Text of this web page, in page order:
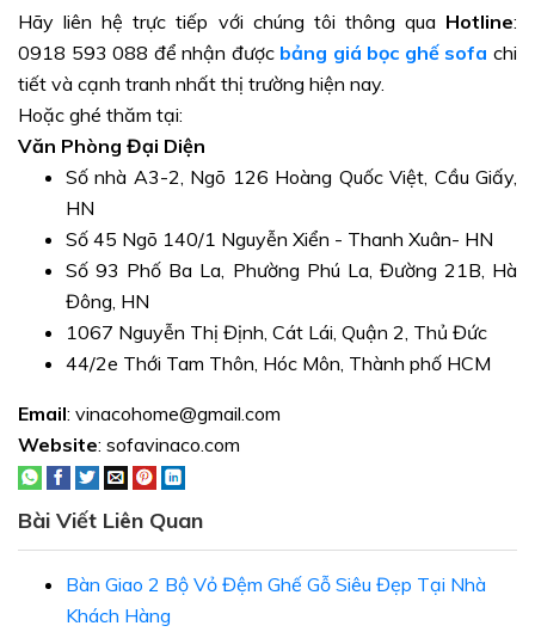
Hãy liên hệ trực tiếp với chúng tôi thông qua Hotline:
0918 593 088 để nhận được bảng giá bọc ghế sofa chi
tiết và cạnh tranh nhất thị trường hiện nay.
Hoặc ghé thăm tại:
Văn Phòng Đại Diện
Số nhà A3-2, Ngõ 126 Hoàng Quốc Việt, Cầu Giấy,
HN
Số 45 Ngõ 140/1 Nguyễn Xiển - Thanh Xuân- HN
Số 93 Phố Ba La, Phường Phú La, Đường 21B, Hà
Đông, HN
1067 Nguyễn Thị Định, Cát Lái, Quận 2, Thủ Đức
44/2e Thới Tam Thôn, Hóc Môn, Thành phố HCM
Email: vinacohome@gmail.com
Website: sofavinaco.com
Bài Viết Liên Quan
Bàn Giao 2 Bộ Vỏ Đệm Ghế Gỗ Siêu Đẹp Tại Nhà
Khách Hàng